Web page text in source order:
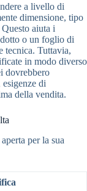
a livello di
dimensione, tipo
aiuta i
o un foglio di
tecnica. Tuttavia,
in modo diverso
dovrebbero
di
della vendita.
per la sua